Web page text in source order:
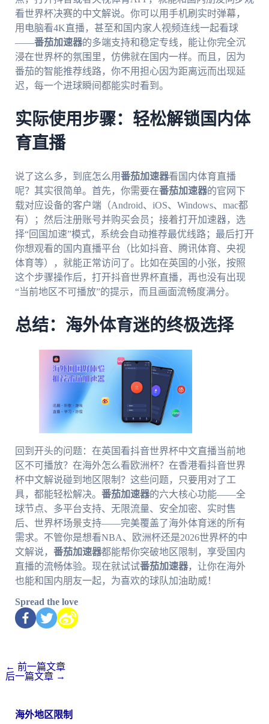
看世界杯决赛的中文解说。你可以用手机刷实时弹幕，
用电脑看4K直播，甚至和国内家人视频连线一起看球
——番茄加速器的多端支持和稳定专线，能让你完全沉
浸在世界杯的氛围里，仿佛就在国内一样。而且，因为
番茄的智能推荐线路，你不用担心因为距离远而出现延
迟，每一个进球瞬间都能实时看到。
实际使用步骤：轻松解锁国内体
育直播
说了这么多，到底怎么用番茄加速器看国内体育直播
呢？其实很简单。首先，你需要在番茄加速器的官网下
载对应设备的客户端（Android、iOS、Windows、mac都
有）；然后注册账号并购买会员；接着打开加速器，选
择“回国加速”模式，系统会自动推荐最优线路；最后打开
你想观看的国内直播平台（比如抖音、腾讯体育、央视
体育等），就能正常访问了。比如在英国的小张，按照
这个步骤操作后，打开抖音世界杯直播，再也没有出现
“当前地区不可播放”的提示，而且画面流畅度满分。
总结：海外体育迷的终极选择
回到开头的问题：在英国看抖音世界杯中文直播当前地
区不可播放？在海外怎么看欧洲杯？在香港看抖音世界
杯中文解说碰到地区限制？这些问题，只要用对了工
具，都能轻松解决。 番茄加速器的六大核心功能——全
球节点、多平台支持、无限流量、安全加密、实时售
后、世界杯场景支持——完美覆盖了海外体育迷的所有
需求。不管你是想看NBA、欧洲杯还是2026世界杯的中
文解说， 番茄加速器都能帮你突破地区限制，享受国内
直播的流畅体验。现在就试试番茄加速器，让你在海外
也能和国内朋友一起，为喜欢的球队加油助威！
Spread the love
← 前一篇文章
后一篇文章 →
海外地区限制